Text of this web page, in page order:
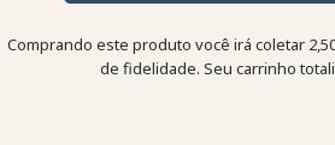
Comprando este produto você irá coletar
de fidelidade. Seu carrinho